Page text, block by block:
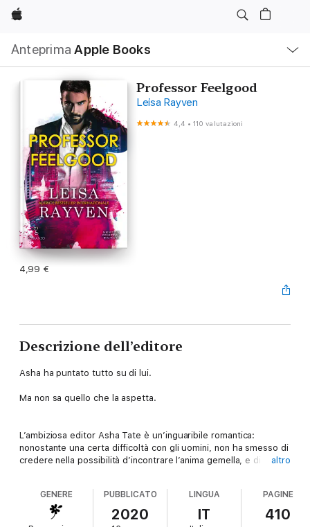
Apple
Anteprima Apple Books
locale
Apri
Menu
Professor Feelgood
Leisa Rayven
4,4 •110 valutazioni
4,99 €
Descrizione dell’editore
Asha ha puntato tutto su di lui.
Ma non sa quello che la aspetta.
L’ambiziosa editor Asha Tate è un’inguaribile romantica:
nonostante una certa difficoltà con gli uomini, non ha smesso di
credere nella possibilità d’incontrare l’anima gemella, e di
Finché su Instagram, Asha si imbatte nel profilo dell’enigmatico
Professor Feelgood e ne rimane folgorata: le parole e i versi
che legge nei suoi post sembrano rivolte direttamente alla sua
altro
GENERE PUBBLICATO
2020
LINGUA
IT
PAGINE
410